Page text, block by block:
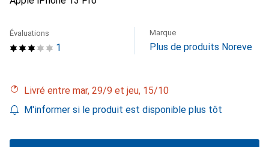
1
Évaluations Marque
Plus de produits Noreve
Livré entre mar, 29/9 et jeu, 15/10
M'informer si le produit est disponible plus tôt